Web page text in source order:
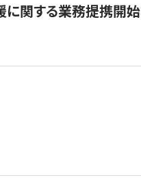
に関する業務提携開始